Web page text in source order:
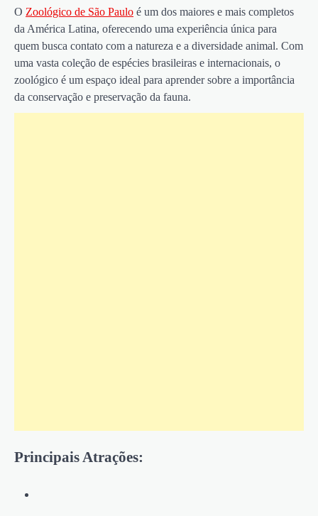
O Zoológico de São Paulo é um dos maiores e mais completos
da América Latina, oferecendo uma experiência única para
quem busca contato com a natureza e a diversidade animal. Com
uma vasta coleção de espécies brasileiras e internacionais, o
zoológico é um espaço ideal para aprender sobre a importância
da conservação e preservação da fauna.
Principais Atrações: